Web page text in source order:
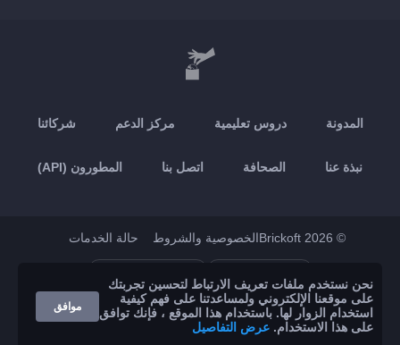
المدونة دروس تعليمية مركز الدعم شركائنا
نبذة عنا الصحافة اتصل بنا المطورون (API)
© 2026 Brickoft الخصوصية والشروط حالة الخدمات
App Store
Google Play
نحن نستخدم ملفات تعريف الارتباط لتحسين تجربتك
على موقعنا الإلكتروني ولمساعدتنا على فهم كيفية
استخدام الزوار لها. باستخدام هذا الموقع ، فإنك توافق
على هذا الاستخدام. عرض التفاصيل
موافق